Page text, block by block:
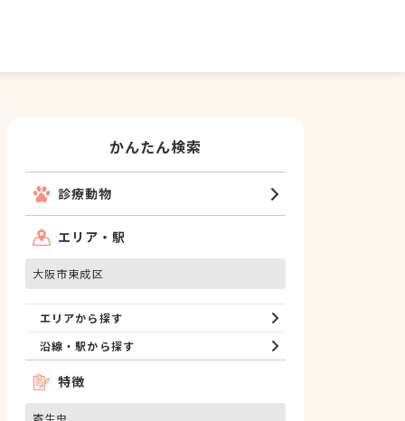
かんたん検索
診療動物
エリア・駅
大阪市東成区
エリアから探す
沿線・駅から探す
特徴
寄生虫